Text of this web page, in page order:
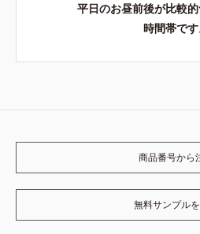
平日のお昼前後が比較
時間帯です
商品番号から
無料サンプル